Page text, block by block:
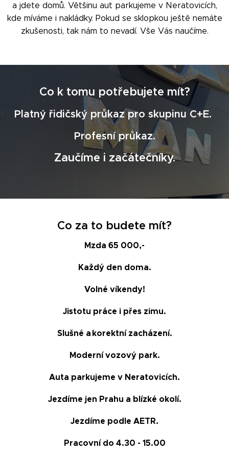
a jdete domů. Většinu aut parkujeme v Neratovicích,
kde míváme i nakládky. Pokud se sklopkou ještě nemáte
zkušenosti, tak nám to nevadí. Vše Vás naučíme.
Co k tomu potřebujete mít?
Platný řidičský průkaz pro skupinu C+E.
Profesní průkaz.
Zaučíme i začátečníky.
Co za to budete mít?
Mzda 65 000,-
Každý den doma.
Volné víkendy!
Jistotu práce i přes zimu.
Slušné a korektní zacházení.
Moderní vozový park.
Auta parkujeme v Neratovicích.
Jezdíme jen Prahu a blízké okolí.
Jezdíme podle AETR.
Pracovní do 4.30 - 15.00